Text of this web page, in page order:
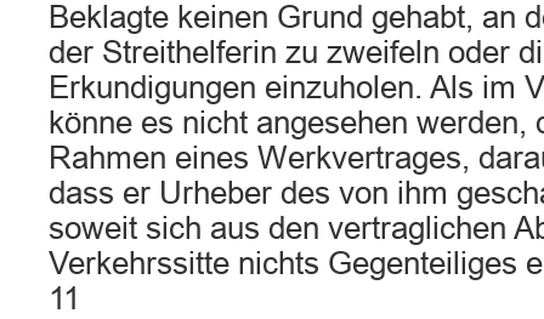
Beklagte keinen Grund gehabt, an
der Streithelferin zu zweifeln oder
Erkundigungen einzuholen. Als im
könne es nicht angesehen werden,
Rahmen eines Werkvertrages,
dass er Urheber des von ihm
soweit sich aus den vertraglichen
Verkehrssitte nichts Gegenteiliges
11